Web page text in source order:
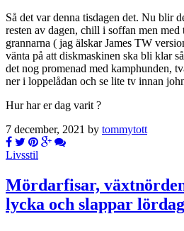
Så det var denna tisdagen det. Nu blir
resten av dagen, chill i soffan men
grannarna ( jag älskar James TW
vänta på att diskmaskinen ska bli klar
det nog promenad med kamphunden,
ner i loppelådan och se lite tv innan
Hur har er dag varit ?
7 december, 2021 by tommytott
Livsstil
Mördarfisar,
lycka och slappar lördag